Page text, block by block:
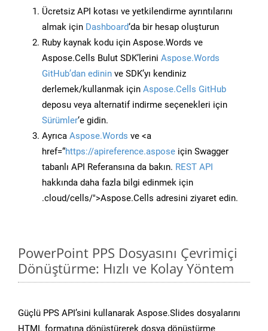
Ücretsiz API kotası ve yetkilendirme ayrıntılarını
almak için Dashboard‘da bir hesap oluşturun
Ruby kaynak kodu için Aspose.Words ve
Aspose.Cells Bulut SDK’lerini Aspose.Words
GitHub’dan edinin ve SDK’yı kendiniz
derlemek/kullanmak için Aspose.Cells GitHub
deposu veya alternatif indirme seçenekleri için
Sürümler‘e gidin.
Ayrıca Aspose.Words ve <a
href=“https://apireference.aspose için Swagger
tabanlı API Referansına da bakın. REST API
hakkında daha fazla bilgi edinmek için
.cloud/cells/">Aspose.Cells adresini ziyaret edin.
PowerPoint PPS Dosyasını Çevrimiçi
Dönüştürme: Hızlı ve Kolay Yöntem
Güçlü PPS API’sini kullanarak Aspose.Slides dosyalarını
HTML formatına dönüştürerek dosya dönüştürme